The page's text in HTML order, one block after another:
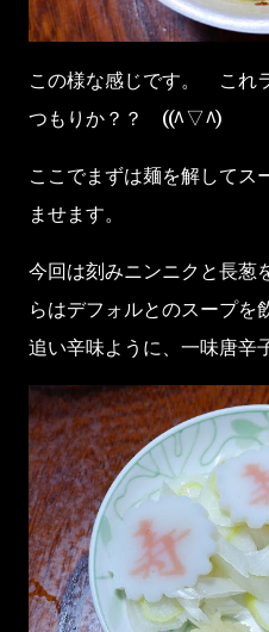
この様な感じです。 これ
つもりか？？ ((^▽^)
ここでまずは麺を解してス
ませます。
今回は刻みニンニクと長葱
らはデフォルとのスープを
追い辛味ように、一味唐辛